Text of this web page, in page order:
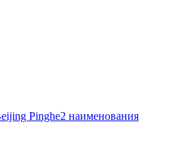
Pinghe2 наименования